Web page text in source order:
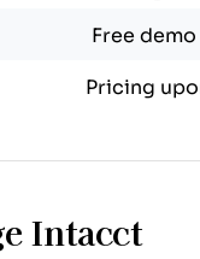
Free
Pricing
Intacct